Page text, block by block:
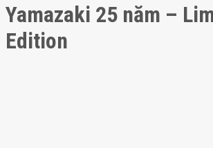
Yamazaki 25 năm –
Edition